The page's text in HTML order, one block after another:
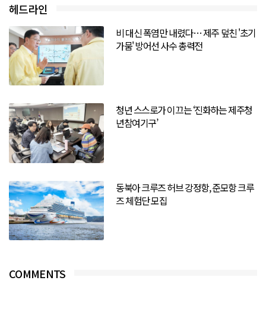
헤드라인
비 대신 폭염만 내렸다… 제주 덮친 '초기
가뭄' 방어선 사수 총력전
청년 스스로가 이끄는 ‘진화하는 제주청
년참여기구’
동북아 크루즈 허브 강정항, 준모항 크루
즈 체험단 모집
COMMENTS